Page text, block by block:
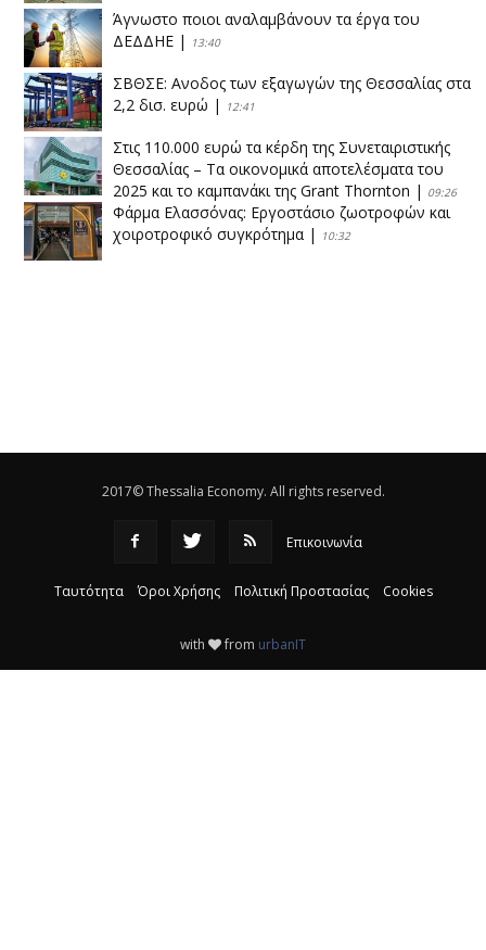
Άγνωστο ποιοι αναλαμβάνουν τα έργα του
ΔΕΔΔΗΕ | 13:40
ΣΒΘΣΕ: Aνοδος των εξαγωγών της Θεσσαλίας στα
2,2 δισ. ευρώ | 12:41
Στις 110.000 ευρώ τα κέρδη της Συνεταιριστικής
Θεσσαλίας – Τα οικονομικά αποτελέσματα του
2025 και το καμπανάκι της Grant Thornton | 09:26
Φάρμα Ελασσόνας: Εργοστάσιο ζωοτροφών και
χοιροτροφικό συγκρότημα | 10:32
2017© Thessalia Economy. All rights reserved.
Επικοινωνία
Ταυτότητα Όροι Χρήσης Πολιτική Προστασίας Cookies
with from urbanIT